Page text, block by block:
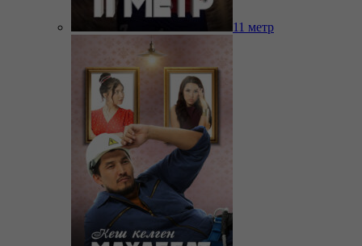
11 метр